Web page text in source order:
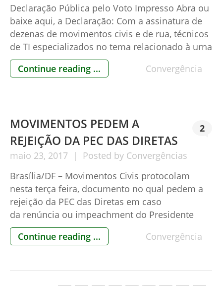
Declaração Pública pelo Voto Impresso Abra ou
baixe aqui, a Declaração: Com a assinatura de
dezenas de movimentos civis e de rua, técnicos
de TI especializados no tema relacionado à urna
eletrônica, como Amilcar Brunazzo e Walter Del
Pichia (VotoSeguro.com) e juristas como
Continue reading ... Convergência
MOVIMENTOS PEDEM A
REJEIÇÃO DA PEC DAS DIRETAS
maio 23, 2017 Posted by Convergências
2
Brasília/DF – Movimentos Civis protocolam
nesta terça feira, documento no qual pedem a
rejeição da PEC das Diretas em caso
da renúncia ou impeachment do Presidente
Michel Temer. Na Carta, com um tom bastante
assertivo e duro, os líderes conclamam “aos Srs.
Continue reading ... Convergência